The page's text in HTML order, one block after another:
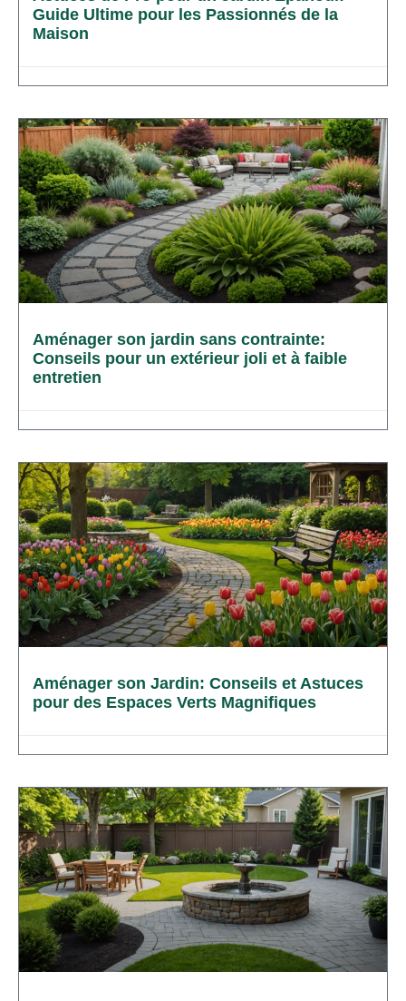
Guide Ultime pour les Passionnés de la
Maison
Aménager son jardin sans contrainte:
Conseils pour un extérieur joli et à faible
entretien
Aménager son Jardin: Conseils et Astuces
pour des Espaces Verts Magnifiques